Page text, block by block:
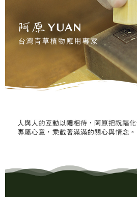
1.本服務係由「台灣大哥大股份有限公司」（
用戶於交易時，得透過本服務購買商品或服務
買賣價金債權讓與本公司後，依約使用本公司
2.基於同意付款使用「大哥付你分期」之契約
資料（包含姓名、電話或地址）提供予台灣
由本公司與您本人進行分期帳單所需資料之
3.完整用戶服務條款，請詳閱以下連結：
ATM／網路銀行／等多元方式進行付款，方
※ 請注意：結帳手續完成當下不需立刻繳費
購買商品的店家。未經商家同意取消之訂單
後付繳納相關費用。
※ 交易是否成功請以「AFTEE先享後付 」之
是否繳費成功／繳費後需取消欲退款等相關
https://
１．透過由恩沛科技股份有限公司提供之「
https://aftee.tw/terms/#terms3
３．未成年的使用者請事先徵得法定代理人或
時審查核予不同之上限額度；若仍有額度不足
每筆NT$100，滿NT$1,000(含以上)免運
黑貓宅配｜線上支付
每筆NT$100，滿NT$1,000(含以上)免運
每筆NT$280，滿NT$3,000(含以上)免運